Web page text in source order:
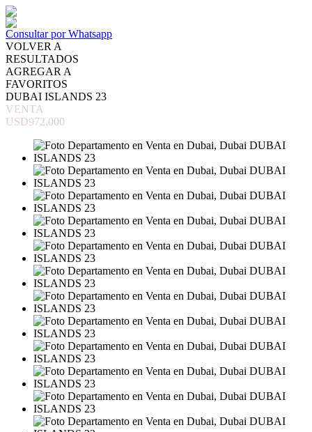
Consultar por Whatsapp
VOLVER A
RESULTADOS
AGREGAR A
FAVORITOS
DUBAI ISLANDS 23
VENTA
USD972,000